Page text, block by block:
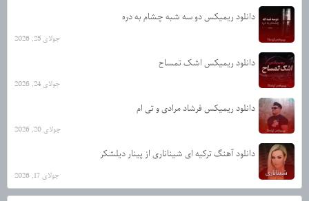
دانلود ریمیکس دو سه شبه چشام به دره
جولای 25, 2026
دانلود ریمیکس اشک تمساح
جولای 24, 2026
دانلود ریمیکس فرشاد مرادی و تی ام
جولای 20, 2026
دانلود آهنگ ترکیه ای شیناناری از پینار دیلشکر
جولای 17, 2026